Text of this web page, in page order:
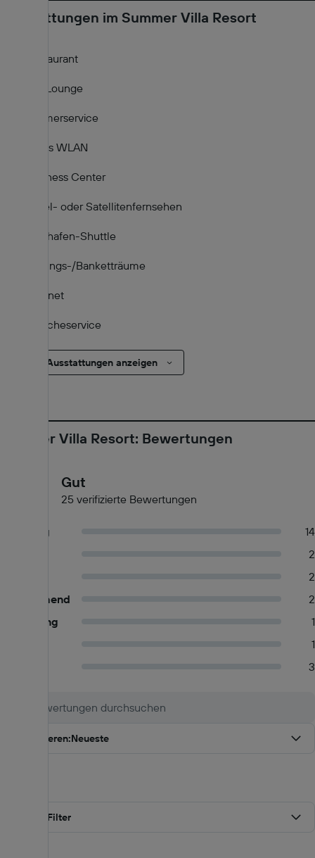
Ausstattungen im Summer Villa Resort
Restaurant
Bar/Lounge
Zimmerservice
Gratis WLAN
Business Center
Kabel- oder Satellitenfernsehen
Flughafen-Shuttle
Tagungs-/Banketträume
Internet
Wäscheservice
Alle 24 Ausstattungen anzeigen
Summer Villa Resort: Bewertungen
Gut
25 verifizierte Bewertungen
Großartig
14
2
2
Ansprechend
2
In Ordnung
1
1
3
Sortieren:Neueste
Alle Filter